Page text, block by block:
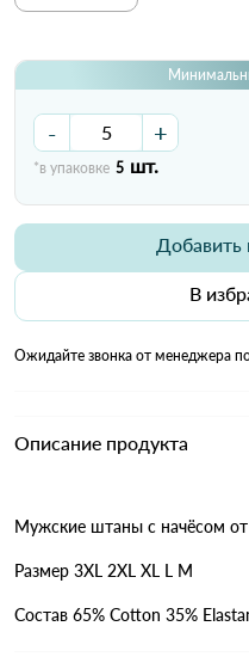
- +
*в упаковке 5 шт.
В
Добавить
Ожидайте звонка от менеджера
Описание продукта
Мужские штаны с начёсом от
Размер 3XL 2XL XL L M
Состав 65% Cotton 35%